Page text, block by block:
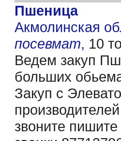
Пшеница
Акмолинская
посевмат, 10
Ведем закуп
больших
Закуп с
звоните